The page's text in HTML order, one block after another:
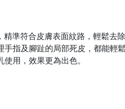
精準符合皮膚表面紋路，輕鬆去
指及腳趾的局部死皮，都能輕
用，效果更為出色。